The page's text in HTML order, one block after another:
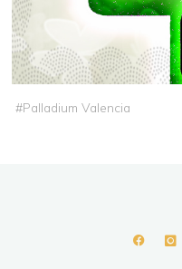
#Palladium Valencia